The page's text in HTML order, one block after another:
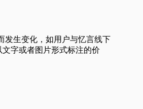
发生变化，如用户与忆言线下
字或者图片形式标注的价